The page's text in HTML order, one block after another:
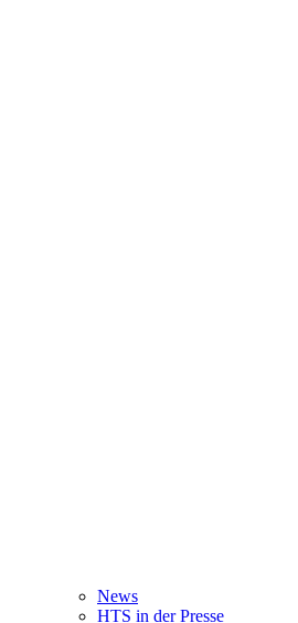
News
HTS in der Presse